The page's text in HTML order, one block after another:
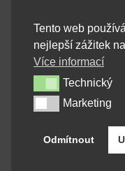
Tento web
nejlepší zážitek
Více informací
TechnickýTechnický
MarketingMarketing
Odmítnout